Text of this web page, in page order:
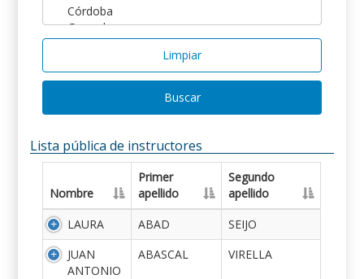
Limpiar
Buscar
Lista pública de instructores
Nombre
Primer
apellido
Segundo
apellido
LAURA
ABAD
SEIJO
JUAN
ANTONIO
ABASCAL VIRELLA